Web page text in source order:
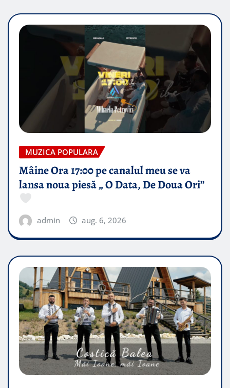
MUZICA POPULARA
Mâine Ora 17:00 pe canalul meu se va
lansa noua piesă „ O Data, De Doua Ori”
admin aug. 6, 2026